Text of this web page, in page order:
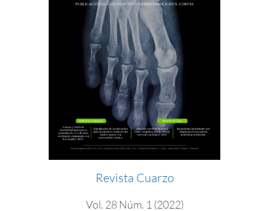
Revista Cuarzo
Vol. 28 Núm. 1 (2022)